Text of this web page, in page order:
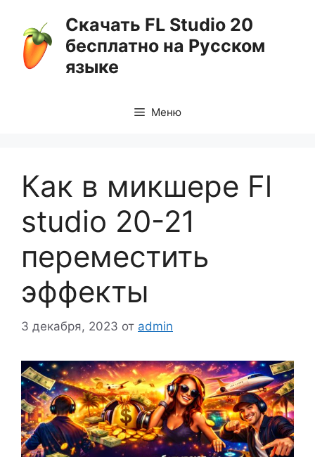
содержимому
Скачать FL Studio 20
бесплатно на Русском
языке
Меню
Как в микшере Fl
studio 20-21
переместить
эффекты
3 декабря, 2023 от admin